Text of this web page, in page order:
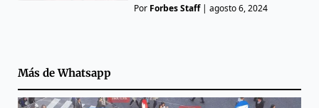
Por Forbes Staff|agosto 6, 2024
Más deWhatsapp